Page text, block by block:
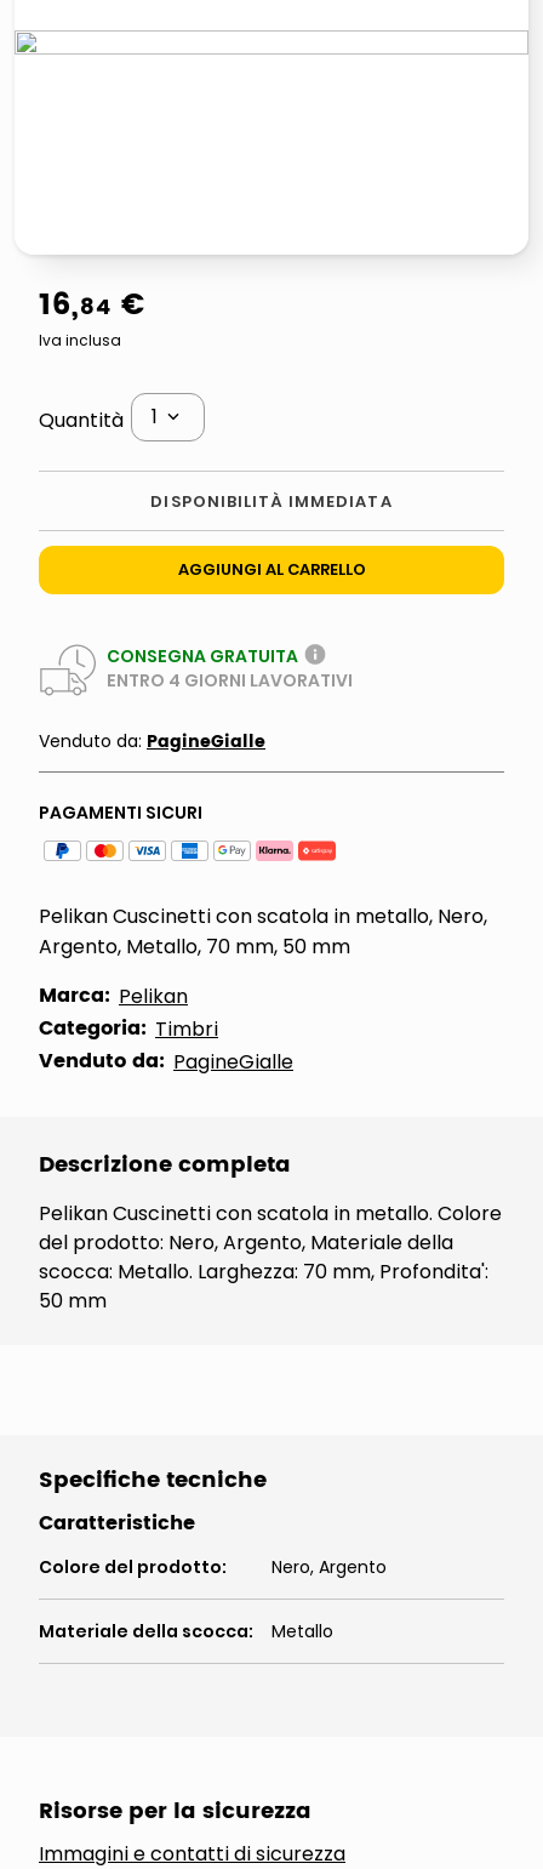
lucidatrice pavimenti
16,84 €
Iva inclusa
Quantità 1
DISPONIBILITÀ IMMEDIATA
AGGIUNGI AL CARRELLO
CONSEGNA GRATUITA
ENTRO 4 GIORNI LAVORATIVI
Venduto da: PagineGialle
PAGAMENTI SICURI
Pelikan Cuscinetti con scatola in metallo, Nero,
Argento, Metallo, 70 mm, 50 mm
Marca: Pelikan
Categoria: Timbri
Venduto da: PagineGialle
Descrizione completa
Pelikan Cuscinetti con scatola in metallo. Colore
del prodotto: Nero, Argento, Materiale della
scocca: Metallo. Larghezza: 70 mm, Profondita':
50 mm
Specifiche tecniche
Caratteristiche
Colore del prodotto: Nero, Argento
Materiale della scocca: Metallo
Risorse per la sicurezza
Immagini e contatti di sicurezza